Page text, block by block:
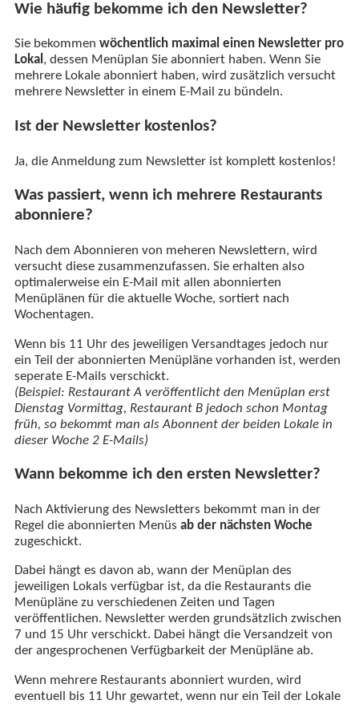
Wie häufig bekomme ich den Newsletter?
Sie bekommen wöchentlich maximal einen Newsletter pro
Lokal, dessen Menüplan Sie abonniert haben. Wenn Sie
mehrere Lokale abonniert haben, wird zusätzlich versucht
mehrere Newsletter in einem E-Mail zu bündeln.
Ist der Newsletter kostenlos?
Ja, die Anmeldung zum Newsletter ist komplett kostenlos!
Was passiert, wenn ich mehrere Restaurants
abonniere?
Nach dem Abonnieren von meheren Newslettern, wird
versucht diese zusammenzufassen. Sie erhalten also
optimalerweise ein E-Mail mit allen abonnierten
Menüplänen für die aktuelle Woche, sortiert nach
Wochentagen.
Wenn bis 11 Uhr des jeweiligen Versandtages jedoch nur
ein Teil der abonnierten Menüpläne vorhanden ist, werden
seperate E-Mails verschickt.
(Beispiel: Restaurant A veröffentlicht den Menüplan erst
Dienstag Vormittag, Restaurant B jedoch schon Montag
früh, so bekommt man als Abonnent der beiden Lokale in
dieser Woche 2 E-Mails)
Wann bekomme ich den ersten Newsletter?
Nach Aktivierung des Newsletters bekommt man in der
Regel die abonnierten Menüs ab der nächsten Woche
zugeschickt.
Dabei hängt es davon ab, wann der Menüplan des
jeweiligen Lokals verfügbar ist, da die Restaurants die
Menüpläne zu verschiedenen Zeiten und Tagen
veröffentlichen. Newsletter werden grundsätzlich zwischen
7 und 15 Uhr verschickt. Dabei hängt die Versandzeit von
der angesprochenen Verfügbarkeit der Menüpläne ab.
Wenn mehrere Restaurants abonniert wurden, wird
eventuell bis 11 Uhr gewartet, wenn nur ein Teil der Lokale